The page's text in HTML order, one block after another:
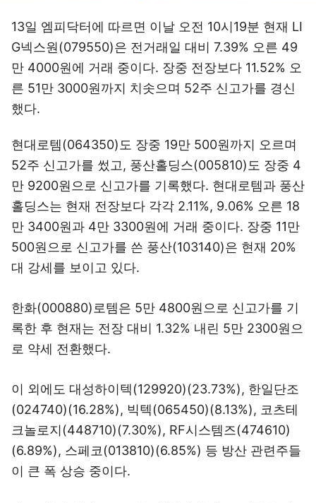
13일 엠피닥터에 따르면 이날 오전 10시19분 현재 LI
G넥스원(079550)은 전거래일 대비 7.39% 오른 49
만 4000원에 거래 중이다. 장중 전장보다 11.52% 오
른 51만 3000원까지 치솟으며 52주 신고가를 경신
했다.
현대로템(064350)도 장중 19만 500원까지 오르며
52주 신고가를 썼고, 풍산홀딩스(005810)도 장중 4
만 9200원으로 신고가를 기록했다. 현대로템과 풍산
홀딩스는 현재 전장보다 각각 2.11%, 9.06% 오른 18
만 3400원과 4만 3300원에 거래 중이다. 장중 11만
500원으로 신고가를 쓴 풍산(103140)은 현재 20%
대 강세를 보이고 있다.
한화(000880)로템은 5만 4800원으로 신고가를 기
록한 후 현재는 전장 대비 1.32% 내린 5만 2300원으
로 약세 전환했다.
이 외에도 대성하이텍(129920)(23.73%), 한일단조
(024740)(16.28%), 빅텍(065450)(8.13%), 코츠테
크놀로지(448710)(7.30%), RF시스템즈(474610)
(6.89%), 스페코(013810)(6.85%) 등 방산 관련주들
이 큰 폭 상승 중이다.